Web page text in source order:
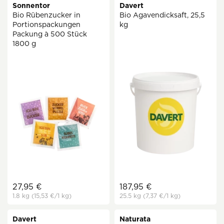
Sonnentor
Bio Rübenzucker in
Portionspackungen
Packung à 500 Stück
1800 g
27,95 €
1.8 kg (15,53 €/1 kg)
Davert
Bio Agavendicksaft, 25,5
kg
187,95 €
25.5 kg (7,37 €/1 kg)
Davert
Naturata